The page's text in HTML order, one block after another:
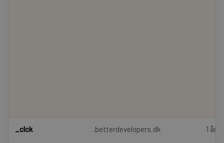
_clck .betterdevelopers.dk 1 år